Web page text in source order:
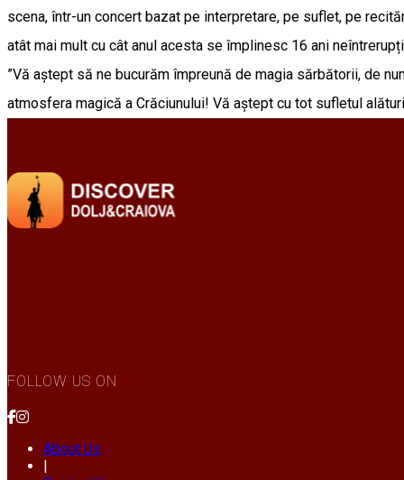
scena, într-un concert bazat pe interpretare, pe suflet, pe
atât mai mult cu cât anul acesta se împlinesc 16 ani
”Vă aștept să ne bucurăm împreună de magia sărbătorii, de
atmosfera magică a Crăciunului! Vă aștept cu tot sufletul
FOLLOW US ON
About Us
|